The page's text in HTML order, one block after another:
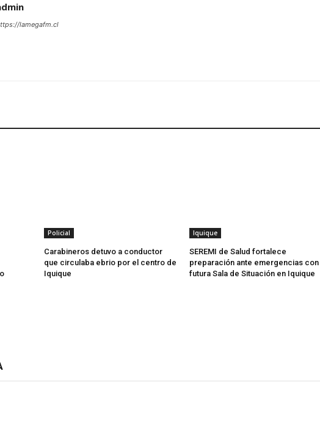
lamegafm.cl
Policial
Carabineros detuvo a conductor
que circulaba ebrio por el centro de
Iquique
Iquique
SEREMI de Salud fortalece
preparación ante emergencias con
futura Sala de Situación en Iquique